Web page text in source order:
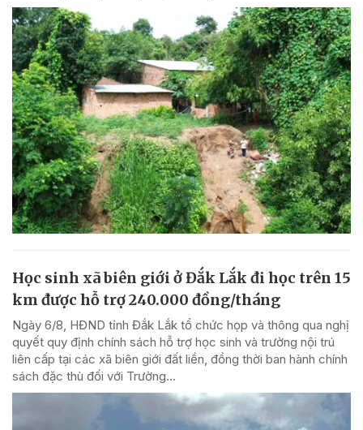
Học sinh xã biên giới ở Đắk Lắk đi học trên 15
km được hỗ trợ 240.000 đồng/tháng
Ngày 6/8, HĐND tỉnh Đắk Lắk tổ chức họp và thông qua nghị
quyết quy định chính sách hỗ trợ học sinh và trường nội trú
liên cấp tại các xã biên giới đất liền, đồng thời ban hành chính
sách đặc thù đối với Trường...